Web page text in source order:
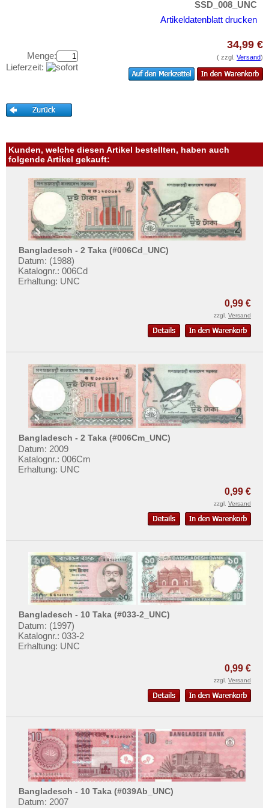
Zentralafrikanische Republik
Zentralafrikanische Staaten
Aufbewahrung
Ihre Bewertungen
Informationen
Ankauf
Erhaltungsgrade
Gratisbanknoten
FAQ
Mehr über...
Liefer- und Versandkosten
AGB
Impressum
SSD_008_UNC
Artikeldatenblatt drucken
Menge:
Lieferzeit:
34,99 €
( zzgl. Versand)
Kunden, welche diesen Artikel bestellten, haben auch
folgende Artikel gekauft:
Bangladesch - 2 Taka (#006Cd_UNC)
Datum: (1988)
Katalognr.: 006Cd
Erhaltung: UNC
0,99 €
zzgl. Versand
Bangladesch - 2 Taka (#006Cm_UNC)
Datum: 2009
Katalognr.: 006Cm
Erhaltung: UNC
0,99 €
zzgl. Versand
Bangladesch - 10 Taka (#033-2_UNC)
Datum: (1997)
Katalognr.: 033-2
Erhaltung: UNC
0,99 €
zzgl. Versand
Bangladesch - 10 Taka (#039Ab_UNC)
Datum: 2007